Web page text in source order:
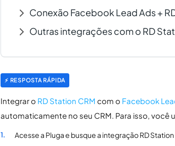
Conexão Facebook Lead Ads +
Outras integrações com o RD
⚡ RESPOSTA RÁPIDA
Integrar o RD Station CRM com o Facebook
automaticamente no seu CRM. Para isso, você
1. Acesse a Pluga e busque a integração RD